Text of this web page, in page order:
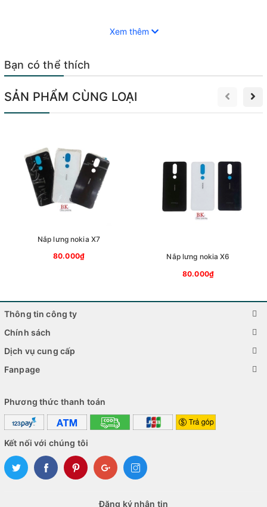
Sạc
Loa
Camera
Hãy liên hệ với chúng tôi ngay hôm nay để được tư vấn và báo
Từ khóa: cửa hàng sửa chữa điện thoại gần đây, sửa chữa
chữa loa, sửa chữa micrô, sửa chữa camera, sửa chữa sạc,
Xem thêm
Bạn có thể thích
SẢN PHẨM CÙNG LOẠI
Nắp lưng nokia X7
80.000₫
Nắp lưng nokia X6
80.000₫
Thông tin công ty
Chính sách
Dịch vụ cung cấp
Fanpage
Phương thức thanh toán
Kết nối với chúng tôi
Đăng ký nhận tin